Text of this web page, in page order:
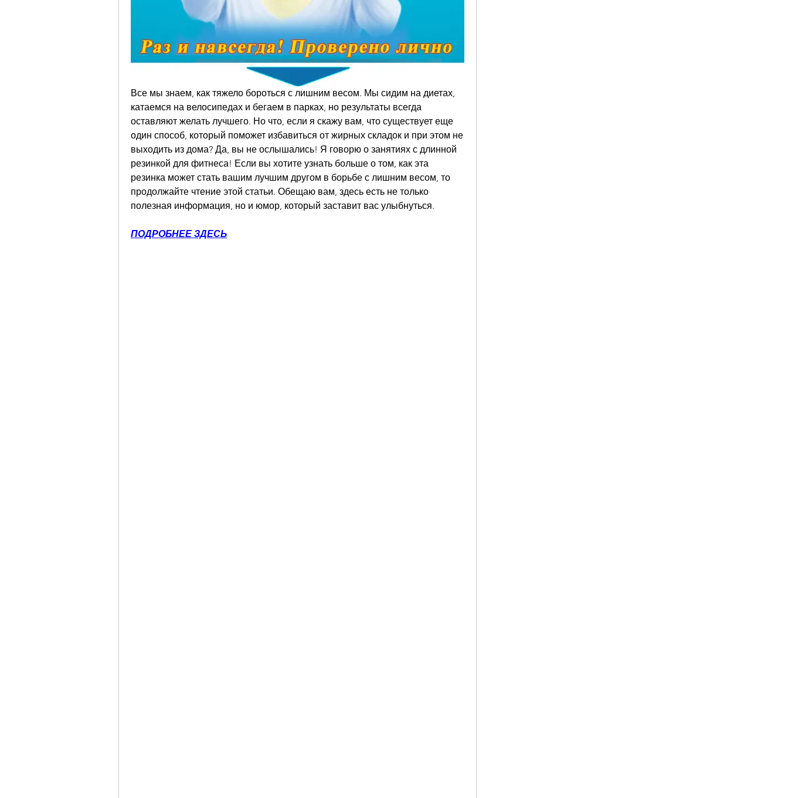
Все мы знаем, как тяжело бороться с лишним весом. Мы сидим на диетах,
катаемся на велосипедах и бегаем в парках, но результаты всегда
оставляют желать лучшего. Но что, если я скажу вам, что существует еще
один способ, который поможет избавиться от жирных складок и при этом не
выходить из дома? Да, вы не ослышались! Я говорю о занятиях с длинной
резинкой для фитнеса! Если вы хотите узнать больше о том, как эта
резинка может стать вашим лучшим другом в борьбе с лишним весом, то
продолжайте чтение этой статьи. Обещаю вам, здесь есть не только
полезная информация, но и юмор, который заставит вас улыбнуться.
ПОДРОБНЕЕ ЗДЕСЬ